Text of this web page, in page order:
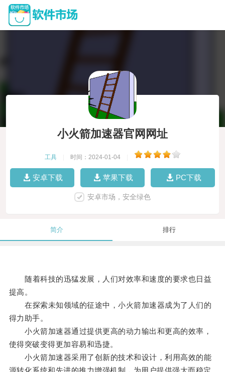
小火箭加速器官网网址
工具 时间：2024-01-04
安卓下载 苹果下载 PC下载
安卓市场，安全绿色
简介 排行
随着科技的迅猛发展，人们对效率和速度的要求也日益
提高。
在探索未知领域的征途中，小火箭加速器成为了人们的
得力助手。
小火箭加速器通过提供更高的动力输出和更高的效率，
使得突破变得更加容易和迅捷。
小火箭加速器采用了创新的技术和设计，利用高效的能